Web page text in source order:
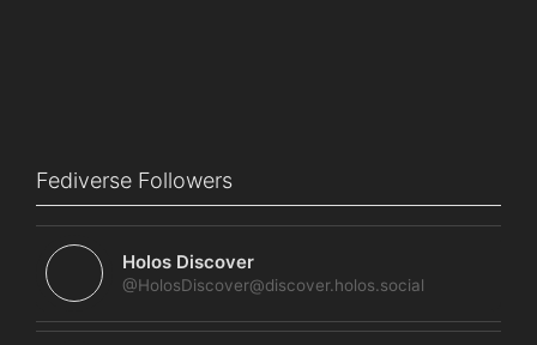
Fediverse Followers
Holos Discover
@HolosDiscover@discover.holos.social